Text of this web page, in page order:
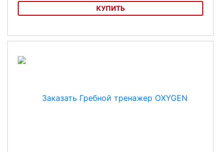
КУПИТЬ
Гребной тренажер X-Trend LA-4201i